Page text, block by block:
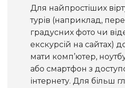
Для найпростіших віртуальних
турів (наприклад,
градусних фото чи
екскурсій на сайтах)
мати комп’ютер,
або смартфон з
інтернету. Для більш